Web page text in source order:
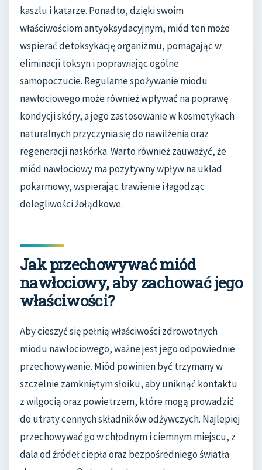
kaszlu i katarze. Ponadto, dzięki swoim
właściwościom antyoksydacyjnym, miód ten może
wspierać detoksykację organizmu, pomagając w
eliminacji toksyn i poprawiając ogólne
samopoczucie. Regularne spożywanie miodu
nawłociowego może również wpływać na poprawę
kondycji skóry, a jego zastosowanie w kosmetykach
naturalnych przyczynia się do nawilżenia oraz
regeneracji naskórka. Warto również zauważyć, że
miód nawłociowy ma pozytywny wpływ na układ
pokarmowy, wspierając trawienie i łagodząc
dolegliwości żołądkowe.
Jak przechowywać miód
nawłociowy, aby zachować jego
właściwości?
Aby cieszyć się pełnią właściwości zdrowotnych
miodu nawłociowego, ważne jest jego odpowiednie
przechowywanie. Miód powinien być trzymany w
szczelnie zamkniętym słoiku, aby uniknąć kontaktu
z wilgocią oraz powietrzem, które mogą prowadzić
do utraty cennych składników odżywczych. Najlepiej
przechowywać go w chłodnym i ciemnym miejscu, z
dala od źródeł ciepła oraz bezpośredniego światła